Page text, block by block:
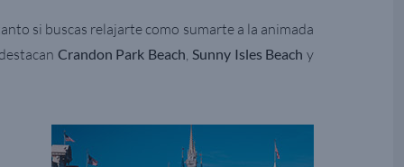
si buscas relajarte como sumarte a la animada
Crandon Park Beach, Sunny Isles Beach y